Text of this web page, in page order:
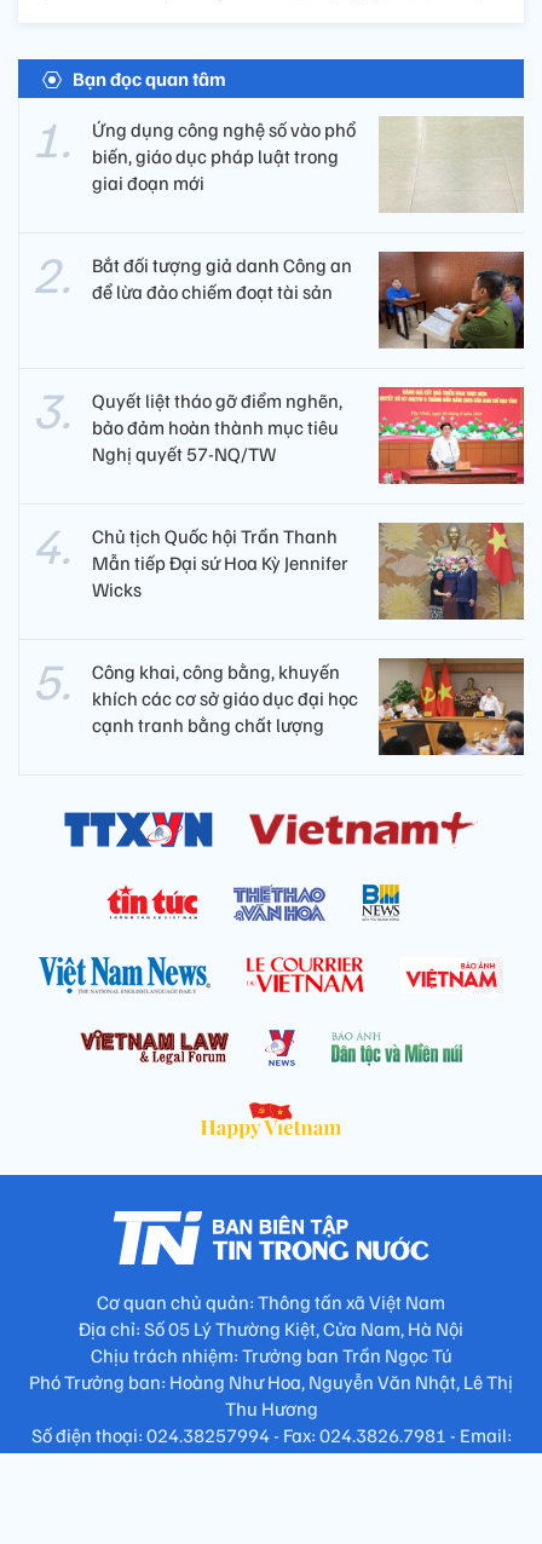
Bạn đọc quan tâm
Ứng dụng công nghệ số vào phổ
biến, giáo dục pháp luật trong
giai đoạn mới
Bắt đối tượng giả danh Công an
để lừa đảo chiếm đoạt tài sản
Quyết liệt tháo gỡ điểm nghẽn,
bảo đảm hoàn thành mục tiêu
Nghị quyết 57-NQ/TW
Chủ tịch Quốc hội Trần Thanh
Mẫn tiếp Đại sứ Hoa Kỳ Jennifer
Wicks
Công khai, công bằng, khuyến
khích các cơ sở giáo dục đại học
cạnh tranh bằng chất lượng​
Cơ quan chủ quản: Thông tấn xã Việt Nam
Địa chỉ: Số 05 Lý Thường Kiệt, Cửa Nam, Hà Nội
Chịu trách nhiệm: Trưởng ban Trần Ngọc Tú
Phó Trưởng ban: Hoàng Như Hoa, Nguyễn Văn Nhật, Lê Thị
Thu Hương
Số điện thoại: 024.38257994 - Fax: 024.3826.7981 - Email:
tap.phongbien@gmail.com